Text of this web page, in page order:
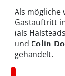
Als mögliche
Gastauftritt
(als
und Colin
gehandelt.